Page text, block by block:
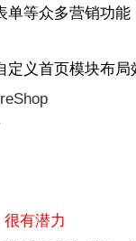
单等众多营销功能
定义首页模块布局
有潜力